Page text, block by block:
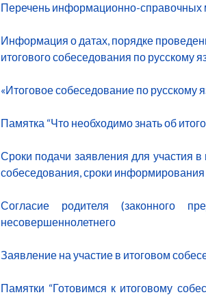
Перечень информационно-справочных
Информация о датах, порядке
итогового собеседования по русскому
«Итоговое собеседование по русскому
Памятка “Что необходимо знать об
Сроки подачи заявления для участия
собеседования, сроки информирования
Согласие родителя (законного
несовершеннолетнего
Заявление на участие в итоговом
Памятки “Готовимся к итоговому